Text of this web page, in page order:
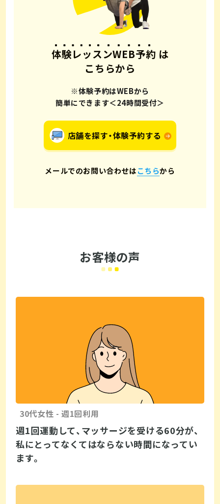
体験レッスンWEB予約 は
こちらから
※体験予約はWEBから
簡単にできます＜24時間受付＞
店舗を探す・体験予約する
メールでのお問い合わせはこちらから
お客様の声
30代女性 - 週1回利用
週1回運動して、マッサージを受ける60分が、
私にとってなくてはならない時間になってい
ます。